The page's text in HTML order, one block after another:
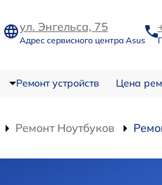
ул. Энгельса, 75
Адрес сервисного центра Asus
Ремонт устройств Цена
Ремонт Ноутбуков